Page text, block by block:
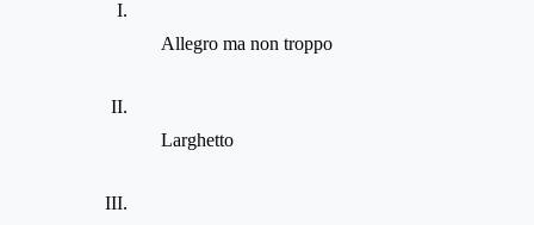
Allegro ma non troppo
Larghetto